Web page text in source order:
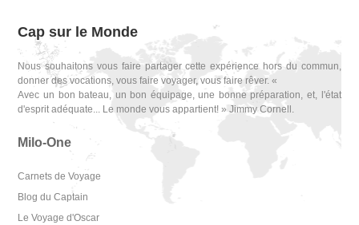
Cap sur le Monde
Nous souhaitons vous faire partager cette expérience hors du commun,
donner des vocations, vous faire voyager, vous faire rêver. «
Avec un bon bateau, un bon équipage, une bonne préparation, et, l'état
d'esprit adéquate... Le monde vous appartient! » Jimmy Cornell.
Milo-One
Carnets de Voyage
Blog du Captain
Le Voyage d'Oscar